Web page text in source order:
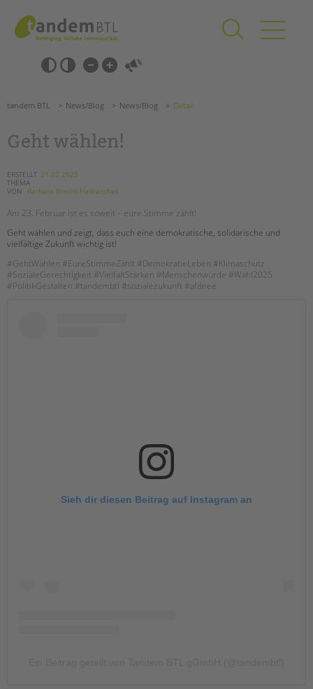
springen
Barrierefrei-
Einstellungen
überspringen
überspringen
SCHULE & GANZTAG
Grundschulen
Oberschulen
Förderzentren
EFöB
Schulbezogene Sozialarbeit
Tagesgruppen
tandem BTL News/Blog News/Blog Detail
Geht wählen!
ERSTELLT 21.02.2025
THEMA
VON
Barbara Brecht-Hadraschek
Am 23. Februar ist es soweit – eure Stimme zählt!
Geht wählen und zeigt, dass euch eine demokratische, solidarische und
vielfältige Zukunft wichtig ist!
#GehtWählen #EureStimmeZählt #DemokratieLeben #Klimaschutz
#SozialeGerechtigkeit #VielfaltStärken #Menschenwürde #Wahl2025
#PolitikGestalten #tandembtl #sozialezukunft #afdnee
Sieh dir diesen Beitrag auf Instagram an